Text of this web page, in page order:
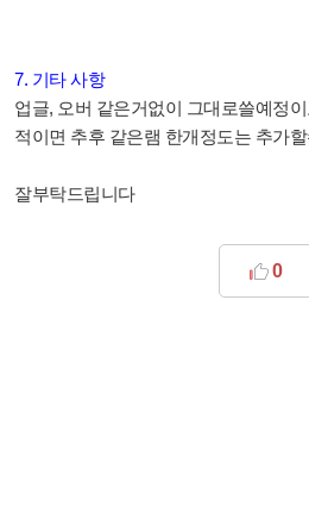
7. 기타 사항
업글, 오버 같은거없이 그대로쓸예정
적이면 추후 같은램 한개정도는 추가
잘부탁드립니다
0